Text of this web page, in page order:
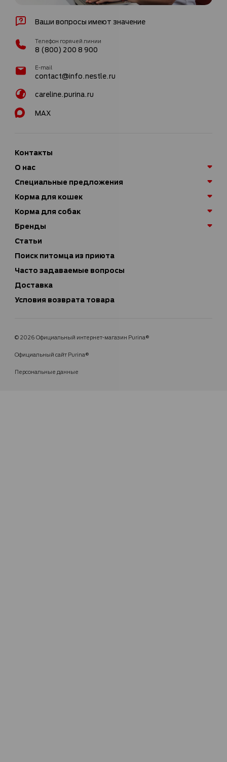
Ваши вопросы имеют значение
Телефон горячей линии
8 (800) 200 8 900
E-mail
contact@info.nestle.ru
careline.purina.ru
MAX
Контакты
О нас
Специальные предложения
Корма для кошек
Корма для собак
Бренды
Статьи
Поиск питомца из приюта
Часто задаваемые вопросы
Доставка
Условия возврата товара
© 2026 Официальный интернет-магазин Purina®
Официальный сайт Purina®
Персональные данные